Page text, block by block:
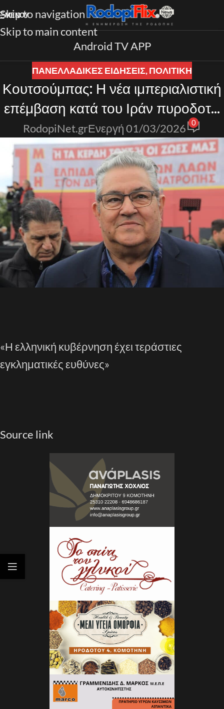
Skip to navigation
Skip to main content
ΜΕΝΟΎ
Android TV APP
ΠΑΝΕΛΛΑΔΙΚΈΣ ΕΙΔΉΣΕΙΣ,ΠΟΛΙΤΙΚΗ
Κουτσούμπας: Η νέα ιμπεριαλιστική
επέμβαση κατά του Ιράν πυροδοτεί
τον πόλεμο
RodopiNet.grΕνεργή 01/03/2026 0
«Η ελληνική κυβέρνηση έχει τεράστιες
εγκληματικές ευθύνες»
Source link